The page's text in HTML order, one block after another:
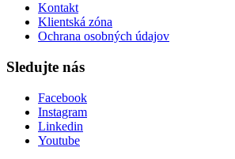
Kontakt
Klientská zóna
Ochrana osobných údajov
Sledujte nás
Facebook
Instagram
Linkedin
Youtube